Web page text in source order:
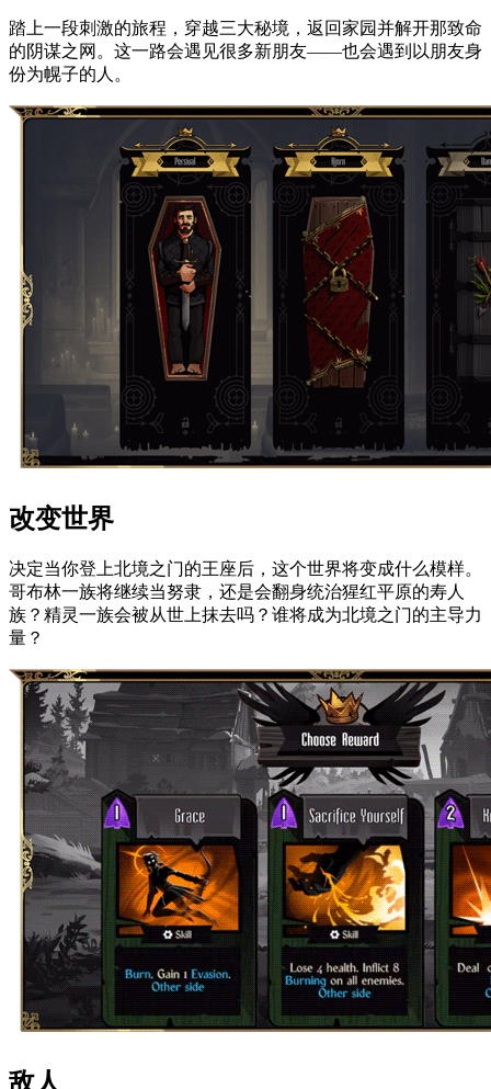
踏上一段刺激的旅程，穿越三大秘境，返回家园并解开那致命
的阴谋之网。这一路会遇见很多新朋友——也会遇到以朋友身
份为幌子的人。
改变世界
决定当你登上北境之门的王座后，这个世界将变成什么模样。
哥布林一族将继续当努隶，还是会翻身统治猩红平原的寿人
族？精灵一族会被从世上抹去吗？谁将成为北境之门的主导力
量？
敌人